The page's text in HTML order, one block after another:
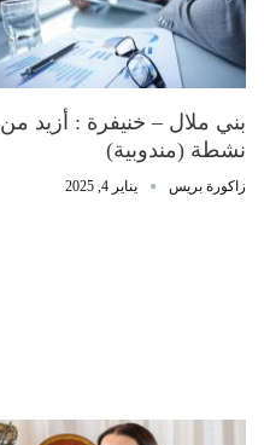
نشطة (مندوبية)
زاكورة بريس يناير 4, 2025